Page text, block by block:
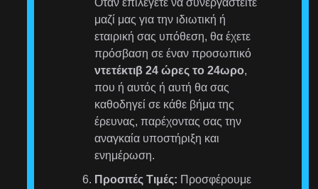
μαζί μας για την ιδιωτική ή
εταιρική σας υπόθεση, θα έχετε
πρόσβαση σε έναν προσωπικό
ντετέκτιβ 24 ώρες το 24ωρο,
που ή αυτός ή αυτή θα σας
καθοδηγεί σε κάθε βήμα της
έρευνας, παρέχοντας σας την
αναγκαία υποστήριξη και
ενημέρωση.
Προσιτές Τιμές: Προσφέρουμε